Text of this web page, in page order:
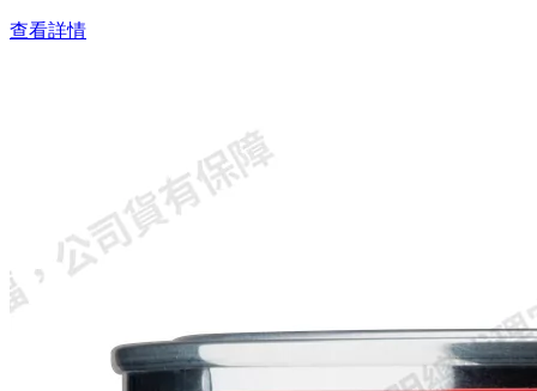
查看詳情